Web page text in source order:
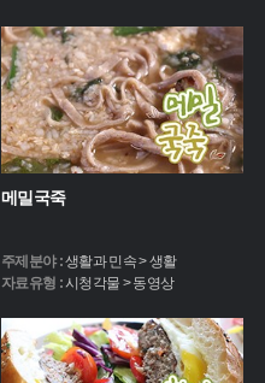
메밀국죽
주제분야 :생활과 민속 > 생활
자료유형 :시청각물 > 동영상